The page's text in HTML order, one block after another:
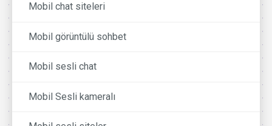
Mobil chat siteleri
Mobil görüntülü sohbet
Mobil sesli chat
Mobil Sesli kameralı